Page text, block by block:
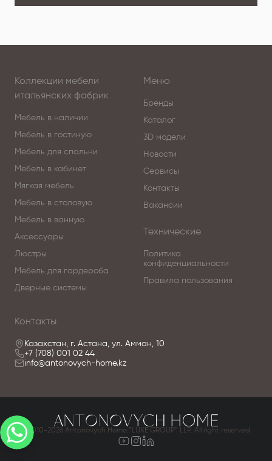
Коллекции мебели
итальянских фабрик
Мебель в наличии
Мебель в гостиную
Мебель для спальни
Мебель в кабинет
Мягкая мебель
Мебель в столовую
Мебель в ванную
Аксессуары
Люстры
Мебель для гардероба
Дверные системы
Меню
Бренды
Каталог
3D модели
Новости
Сервисы
Контакты
Вакансии
Технические
Политика
конфиденциальности
Правила пользования
Контакты
Казахстан, г. Астана, ул. Амман, 10
+7 (708) 001 02 44
info@antonovych-home.kz
© 2010-2026 Antonovych Home.”LUXE GROUP” LLP. All right reserved.